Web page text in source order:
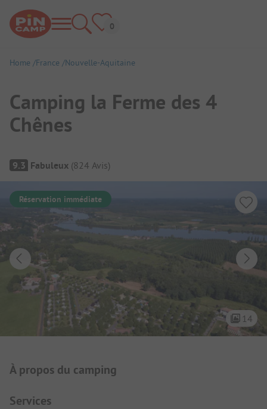
Home France Nouvelle-Aquitaine
Camping la Ferme des 4
Chênes
Aperçu du camping
9.3 Fabuleux (824 Avis)
Réservation immédiate
14
Présentation du camping
À propos du camping
Services